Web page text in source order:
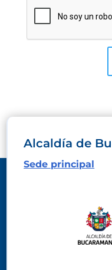
Alcaldía de
Sede principal